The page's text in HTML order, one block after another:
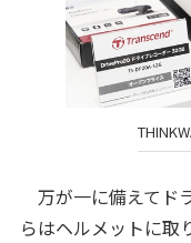
万が一に備えてド
らはヘルメットに取